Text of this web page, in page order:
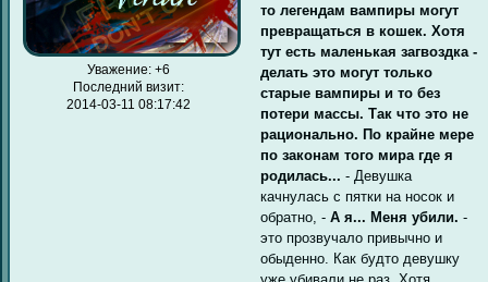
Уважение: +6
Последний визит:
2014-03-11 08:17:42
то легендам вампиры могут
превращаться в кошек. Хотя
тут есть маленькая загвоздка -
делать это могут только
старые вампиры и то без
потери массы. Так что это не
рационально. По крайне мере
по законам того мира где я
родилась... - Девушка
качнулась с пятки на носок и
обратно, -А я... Меня убили.-
это прозвучало привычно и
обыденно. Как будто девушку